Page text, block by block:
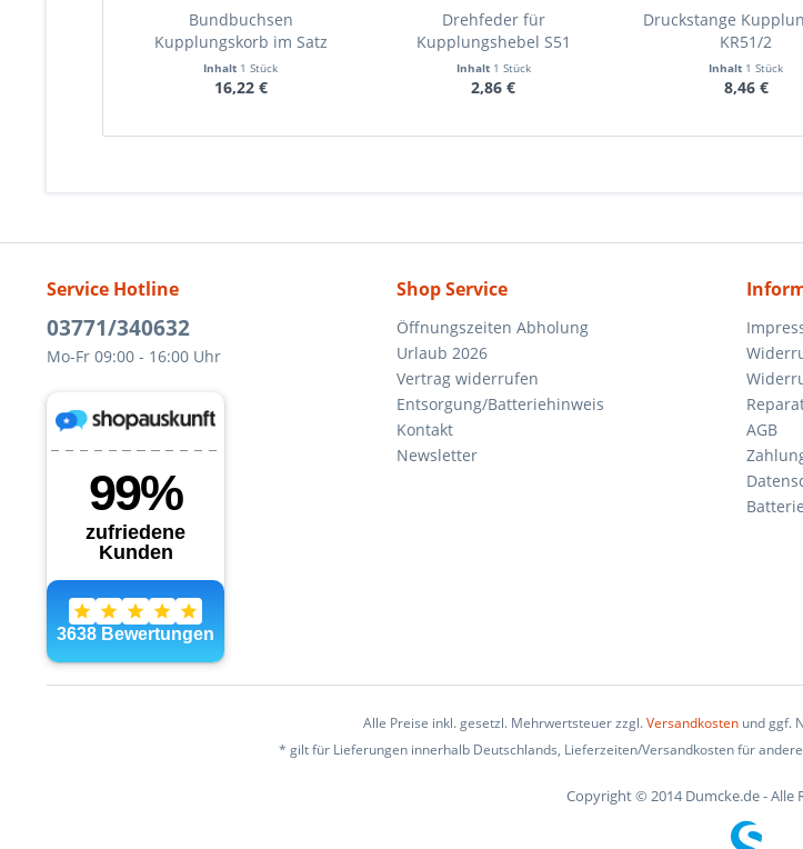
Bundbuchsen
Kupplungskorb im Satz
Inhalt 1 Stück
16,22 €
Drehfeder für
Kupplungshebel S51
Inhalt 1 Stück
2,86 €
Druckstange
KR51/2
Inhalt 1 Stück
8,46 €
Service Hotline
03771/340632
Mo-Fr 09:00 - 16:00 Uhr
Shop Service
Öffnungszeiten Abholung
Urlaub 2026
Vertrag widerrufen
Entsorgung/Batteriehinweis
Kontakt
Newsletter
AGB
Alle Preise inkl. gesetzl. Mehrwertsteuer zzgl.Versandkostenund ggf.
* gilt für Lieferungen innerhalb Deutschlands, Lieferzeiten/Versandkosten für
Copyright © 2014 Dumcke.de - Alle